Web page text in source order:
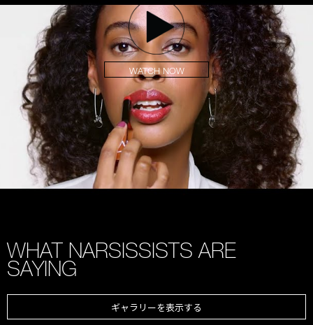
WATCH NOW
WHAT NARSISSISTS ARE
SAYING
ギャラリーを表示する